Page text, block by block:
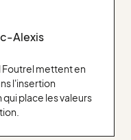
Alexis
mettent en
l'insertion
place les valeurs